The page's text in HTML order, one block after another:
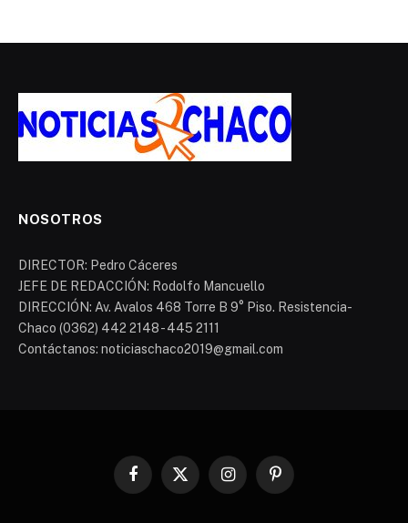
NOSOTROS
DIRECTOR: Pedro Cáceres
JEFE DE REDACCIÓN: Rodolfo Mancuello
DIRECCIÓN: Av. Avalos 468 Torre B 9° Piso. Resistencia-
Chaco (0362) 442 2148 - 445 2111
Contáctanos: noticiaschaco2019@gmail.com
Facebook
X
InstagramPinterest